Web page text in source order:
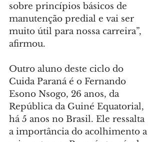
sobre princípios básicos de
manutenção predial e vai ser
muito útil para nossa carreira”,
afirmou.
Outro aluno deste ciclo do
Cuida Paraná é o Fernando
Esono Nsogo, 26 anos, da
República da Guiné Equatorial,
há 5 anos no Brasil. Ele ressalta
a importância do acolhimento a